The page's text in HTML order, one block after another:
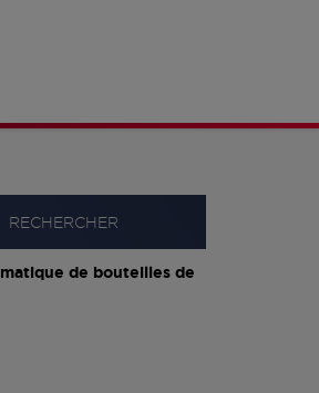
RECHERCHER
de bouteilles de